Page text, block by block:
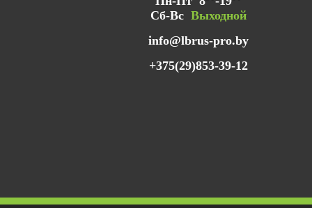
Сб-Вс Выходной
info@lbrus-pro.by
+375(29)853-39-12